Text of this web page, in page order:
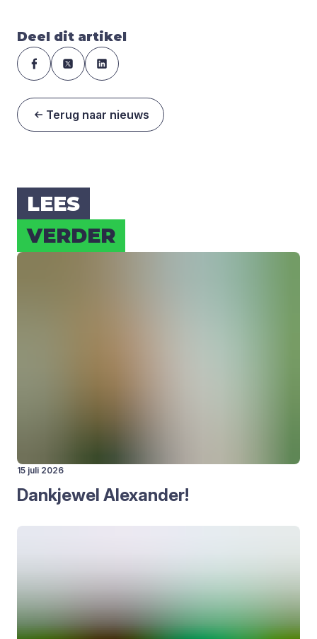
Deel dit artikel
Terug naar nieuws
LEES
VER­DER
15 juli 2026
Dank­je­wel Alexan­der!